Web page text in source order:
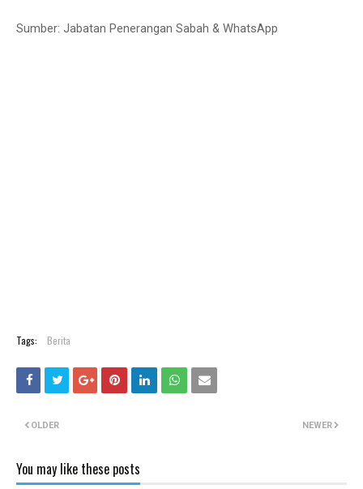
Sumber: Jabatan Penerangan Sabah & WhatsApp
Tags: Berita
NEWER
OLDER
You may like these posts